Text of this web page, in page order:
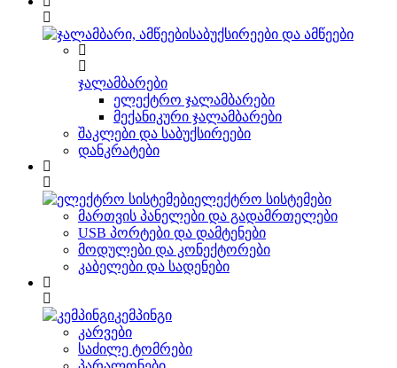
საბუქსირეები და ამწეები
ჯალამბარები
ელექტრო ჯალამბარები
მექანიკური ჯალამბარები
შაკლები და საბუქსირეები
დანკრატები
ელექტრო სისტემები
მართვის პანელები და გადამრთელები
USB პორტები და დამტენები
მოდულები და კონექტორები
კაბელები და სადენები
კემპინგი
კარვები
საძილე ტომრები